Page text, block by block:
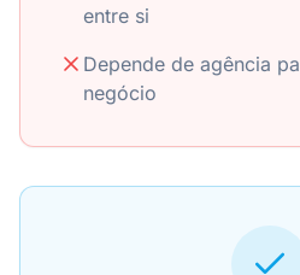
entre si
Depende de agência
negócio